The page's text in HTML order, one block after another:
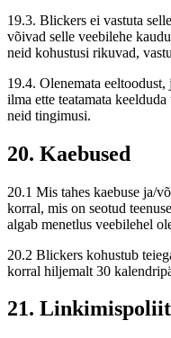
19.3. Blickers ei vastuta
võivad selle veebilehe
neid kohustusi rikuvad,
19.4. Olenemata
ilma ette teatamata
neid tingimusi.
20. Kaebused
20.1 Mis tahes kaebuse ja/
korral, mis on seotud
algab menetlus veebilehel
20.2 Blickers kohustub
korral hiljemalt 30
21.